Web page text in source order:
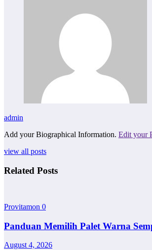
admin
Add your Biographical Information. Edit your
view all posts
Related Posts
Provitamon 0
Panduan Memilih Palet Warna
August 4, 2026